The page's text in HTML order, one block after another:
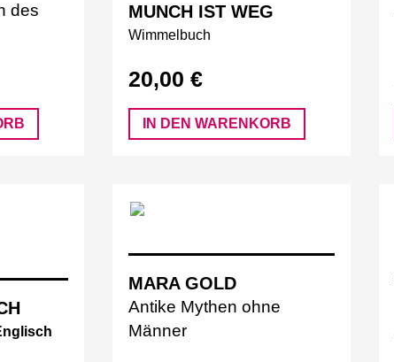
des
MUNCH IST WEG
Wimmelbuch
20,00 €
IN DEN WARENKORB
MARA GOLD
Antike Mythen ohne
Männer